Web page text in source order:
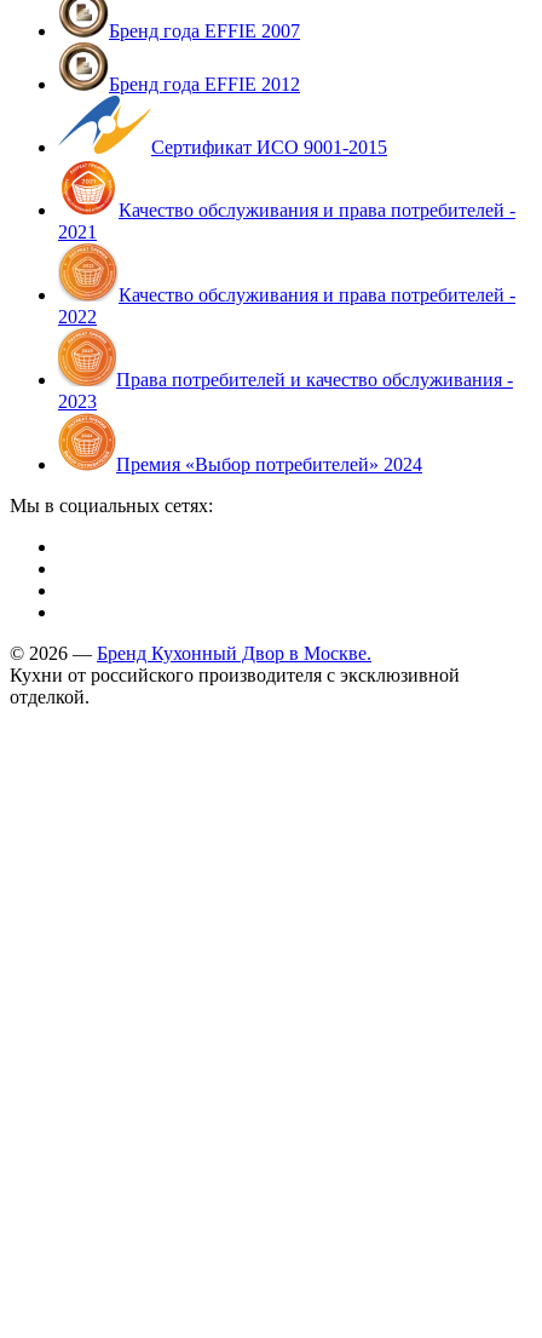
Бренд года EFFIE 2007
Бренд года EFFIE 2012
Сертификат ИСО 9001-2015
Качество обслуживания и права потребителей -
2021
Качество обслуживания и права потребителей -
2022
Права потребителей и качество обслуживания -
2023
Премия «Выбор потребителей» 2024
Мы в социальных сетях:
© 2026 — Бренд Кухонный Двор в Москве.
Кухни от российского производителя с эксклюзивной
отделкой.